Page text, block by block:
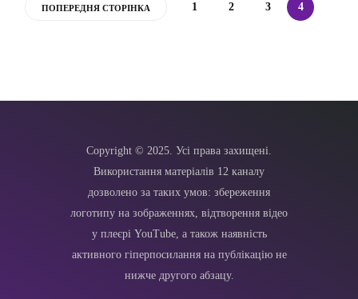
ПОПЕРЕДНЯ СТОРІНКА 1 2 3 4
Copyright © 2025. Усі права захищені.
Використання матеріалів 12 каналу
дозволено за таких умов: збереження
логотипу на зображеннях, відтворення відео
у плеєрі YouTube, а також наявність
активного гіперпосилання на публікацію не
нижче другого абзацу.